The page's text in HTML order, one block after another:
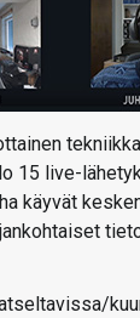
15 live-
käyvät